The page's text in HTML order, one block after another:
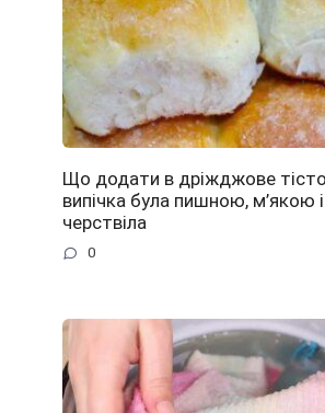
Що додати в дріжджове
випічка була пишною, м’якою
черствіла
0